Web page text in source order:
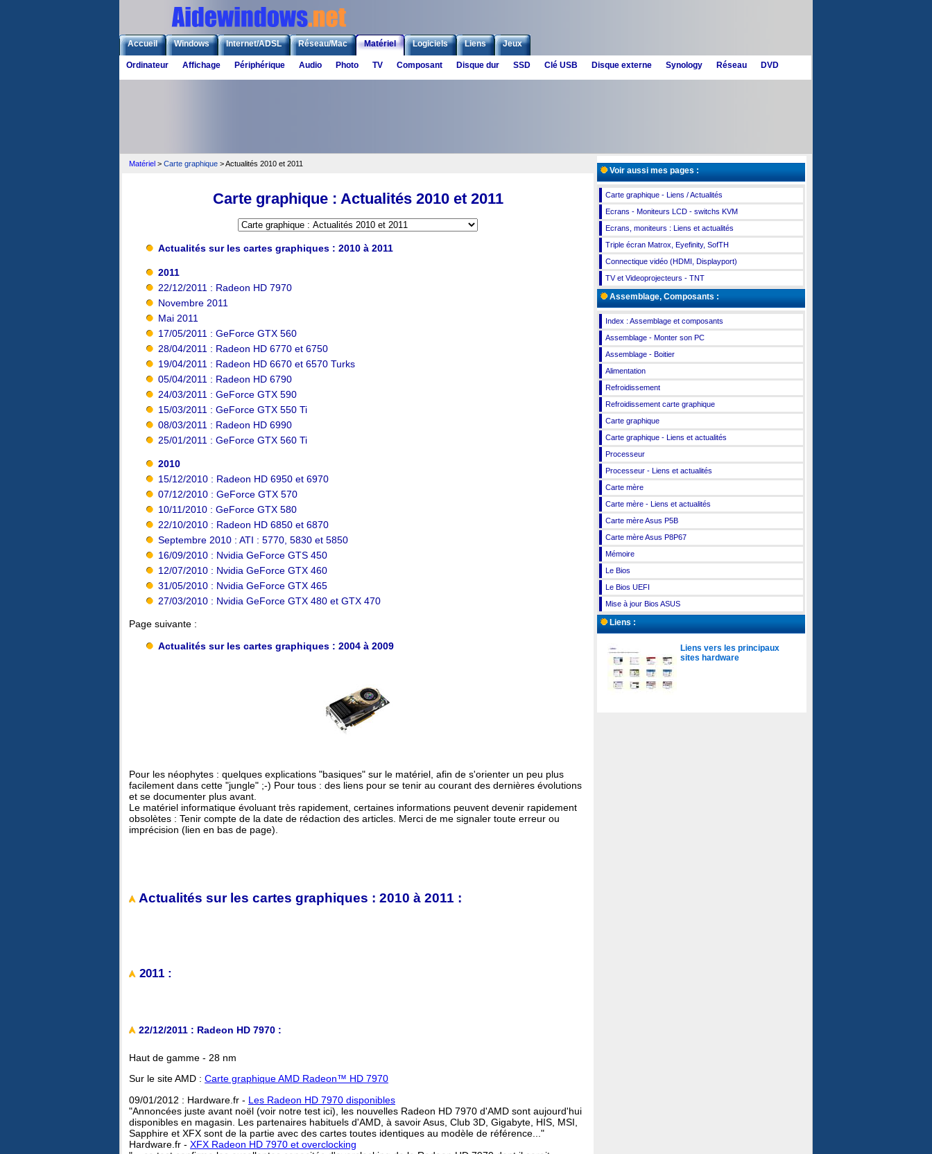
Accueil Windows Internet/ADSL Réseau/Mac Matériel Logiciels Liens Jeux
Ordinateur Affichage Périphérique Audio Photo TV Composant Disque dur SSD Clé USB Disque externe Synology Réseau DVD
Matériel > Carte graphique > Actualités 2010 et 2011
Carte graphique : Actualités 2010 et 2011
Actualités sur les cartes graphiques : 2010 à 2011
2011
22/12/2011 : Radeon HD 7970
Novembre 2011
Mai 2011
17/05/2011 : GeForce GTX 560
28/04/2011 : Radeon HD 6770 et 6750
19/04/2011 : Radeon HD 6670 et 6570 Turks
05/04/2011 : Radeon HD 6790
24/03/2011 : GeForce GTX 590
15/03/2011 : GeForce GTX 550 Ti
08/03/2011 : Radeon HD 6990
25/01/2011 : GeForce GTX 560 Ti
2010
15/12/2010 : Radeon HD 6950 et 6970
07/12/2010 : GeForce GTX 570
10/11/2010 : GeForce GTX 580
22/10/2010 : Radeon HD 6850 et 6870
Septembre 2010 : ATI : 5770, 5830 et 5850
16/09/2010 : Nvidia GeForce GTS 450
12/07/2010 : Nvidia GeForce GTX 460
31/05/2010 : Nvidia GeForce GTX 465
27/03/2010 : Nvidia GeForce GTX 480 et GTX 470
Page suivante :
Actualités sur les cartes graphiques : 2004 à 2009
Pour les néophytes : quelques explications "basiques" sur le matériel, afin de s'orienter un peu plus
facilement dans cette "jungle" ;-) Pour tous : des liens pour se tenir au courant des dernières évolutions
et se documenter plus avant.
Le matériel informatique évoluant très rapidement, certaines informations peuvent devenir rapidement
obsolètes : Tenir compte de la date de rédaction des articles. Merci de me signaler toute erreur ou
imprécision (lien en bas de page).
Actualités sur les cartes graphiques : 2010 à 2011 :
2011 :
22/12/2011 : Radeon HD 7970 :
Haut de gamme - 28 nm
Sur le site AMD : Carte graphique AMD Radeon™ HD 7970
09/01/2012 : Hardware.fr - Les Radeon HD 7970 disponibles
"Annoncées juste avant noël (voir notre test ici), les nouvelles Radeon HD 7970 d'AMD sont aujourd'hui
disponibles en magasin. Les partenaires habituels d'AMD, à savoir Asus, Club 3D, Gigabyte, HIS, MSI,
Sapphire et XFX sont de la partie avec des cartes toutes identiques au modèle de référence..."
Hardware.fr - XFX Radeon HD 7970 et overclocking
Voir aussi mes pages :
Carte graphique - Liens / Actualités
Ecrans - Moniteurs LCD - switchs KVM
Ecrans, moniteurs : Liens et actualités
Triple écran Matrox, Eyefinity, SofTH
Connectique vidéo (HDMI, Displayport)
TV et Videoprojecteurs - TNT
Assemblage, Composants :
Index : Assemblage et composants
Assemblage - Monter son PC
Assemblage - Boitier
Alimentation
Refroidissement
Refroidissement carte graphique
Carte graphique
Carte graphique - Liens et actualités
Processeur
Processeur - Liens et actualités
Carte mère
Carte mère - Liens et actualités
Carte mère Asus P5B
Carte mère Asus P8P67
Mémoire
Le Bios
Le Bios UEFI
Mise à jour Bios ASUS
Liens :
Liens vers les principaux
sites hardware